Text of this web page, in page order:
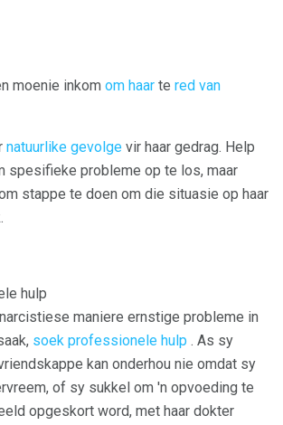
moenie inkom om haar te red van
natuurlike gevolge vir haar gedrag. Help
spesifieke probleme op te los, maar
stappe te doen om die situasie op haar
hulp
maniere ernstige probleme in
soek professionele hulp . As sy
kan onderhou nie omdat sy
of sy sukkel om 'n opvoeding te
opgeskort word, met haar dokter